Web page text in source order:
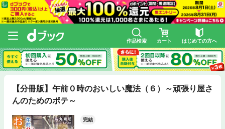
作品検索 カート はじめての方へ
【分冊版】午前０時のおいしい魔法（６）～頑張り屋さ
んのためのポテ～
完結